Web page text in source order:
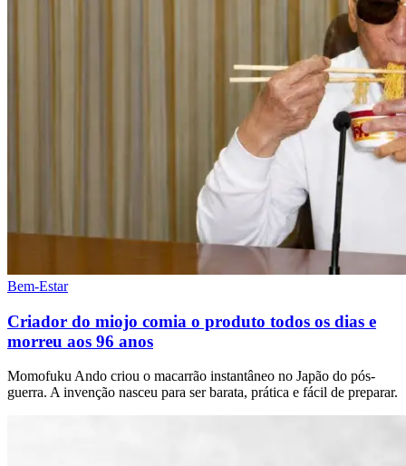
Bem-Estar
Criador do miojo comia o produto todos os dias e
morreu aos 96 anos
Momofuku Ando criou o macarrão instantâneo no Japão do pós-
guerra. A invenção nasceu para ser barata, prática e fácil de preparar.